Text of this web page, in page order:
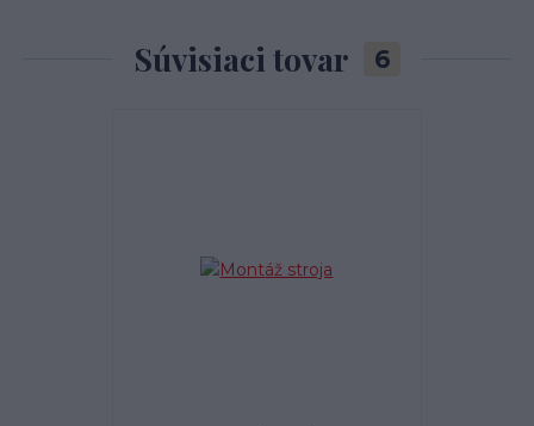
Súvisiaci tovar 6